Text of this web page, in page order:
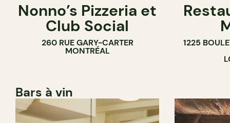
Nonno’s Pizzeria et
Club Social
260 RUE GARY-CARTER
MONTRÉAL
1225
Bars à vin